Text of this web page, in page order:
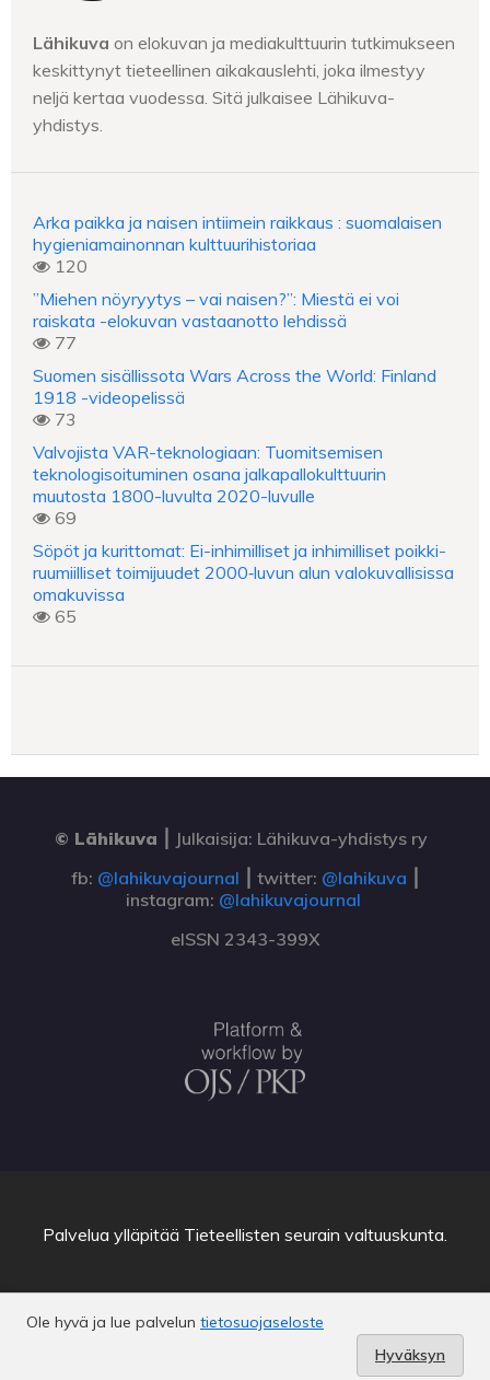
Lähikuva on elokuvan ja mediakulttuurin tutkimukseen
keskittynyt tieteellinen aikakauslehti, joka ilmestyy
neljä kertaa vuodessa. Sitä julkaisee Lähikuva-
yhdistys.
Arka paikka ja naisen intiimein raikkaus : suomalaisen
hygieniamainonnan kulttuurihistoriaa
120
”Miehen nöyryytys – vai naisen?”: Miestä ei voi
raiskata -elokuvan vastaanotto lehdissä
77
Suomen sisällissota Wars Across the World: Finland
1918 -videopelissä
73
Valvojista VAR-teknologiaan: Tuomitsemisen
teknologisoituminen osana jalkapallokulttuurin
muutosta 1800-luvulta 2020-luvulle
69
Söpöt ja kurittomat: Ei-inhimilliset ja inhimilliset poikki-
ruumiilliset toimijuudet 2000‑luvun alun valokuvallisissa
omakuvissa
65
© Lähikuva
Julkaisija: Lähikuva-yhdistys ry
fb: @lahikuvajournal ⎮ twitter: @lahikuva
instagram: @lahikuvajournal
eISSN 2343-399X
Ole hyvä ja lue palvelun tietosuojaseloste
Hyväksyn
Palvelua ylläpitää Tieteellisten seurain valtuuskunta